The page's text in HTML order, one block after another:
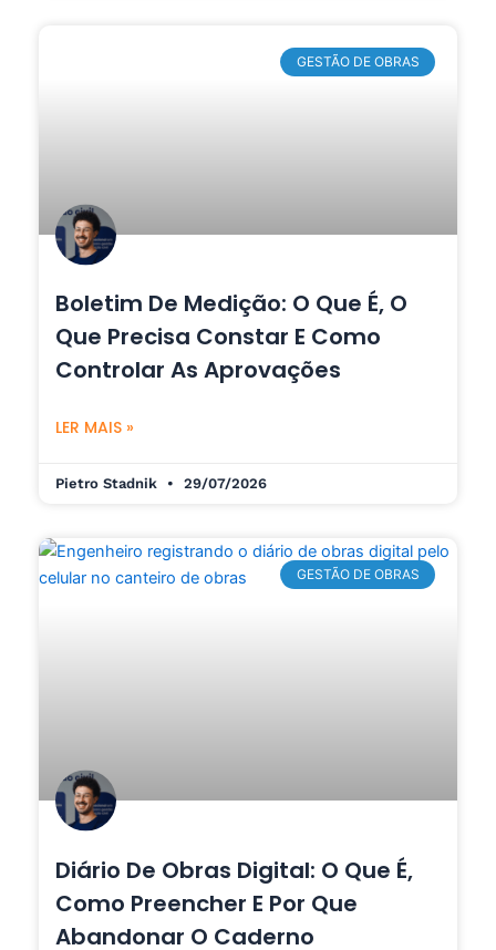
GESTÃO DE OBRAS
Boletim De Medição: O Que É, O
Que Precisa Constar E Como
Controlar As Aprovações
LER MAIS »
Pietro Stadnik 29/07/2026
GESTÃO DE OBRAS
Diário De Obras Digital: O Que É,
Como Preencher E Por Que
Abandonar O Caderno